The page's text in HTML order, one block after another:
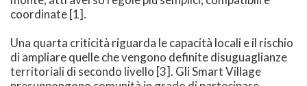
coordinate [1].
Una quarta criticità riguarda le capacità locali e il rischio
di ampliare quelle che vengono definite disuguaglianze
territoriali di secondo livello [3]. Gli Smart Village